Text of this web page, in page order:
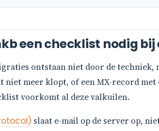
een checklist nodig
ontstaan niet door de
meer klopt, of een MX-record met
voorkomt al deze valkuilen.
slaat e-mail op de server op,